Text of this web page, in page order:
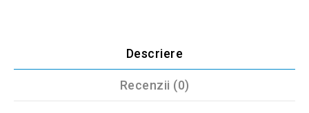
Descriere
Recenzii (0)